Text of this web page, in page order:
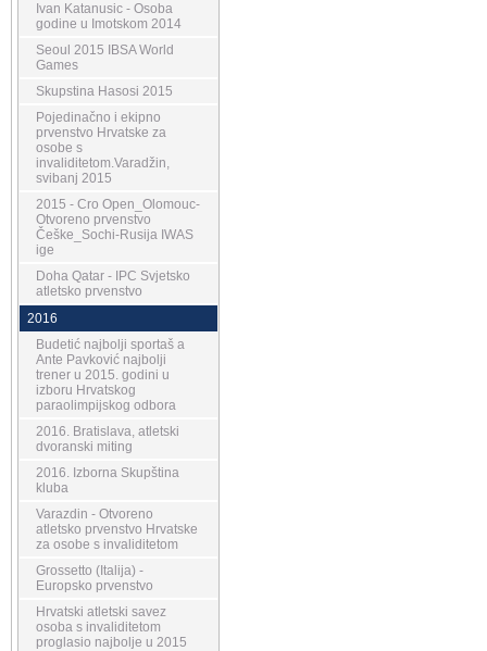
Ivan Katanusic - Osoba
godine u Imotskom 2014
Seoul 2015 IBSA World
Games
Skupstina Hasosi 2015
Pojedinačno i ekipno
prvenstvo Hrvatske za
osobe s
invaliditetom.Varadžin,
svibanj 2015
2015 - Cro Open_Olomouc-
Otvoreno prvenstvo
Češke_Sochi-Rusija IWAS
ige
Doha Qatar - IPC Svjetsko
atletsko prvenstvo
2016
Budetić najbolji sportaš a
Ante Pavković najbolji
trener u 2015. godini u
izboru Hrvatskog
paraolimpijskog odbora
2016. Bratislava, atletski
dvoranski miting
2016. Izborna Skupština
kluba
Varazdin - Otvoreno
atletsko prvenstvo Hrvatske
za osobe s invaliditetom
Grossetto (Italija) -
Europsko prvenstvo
Hrvatski atletski savez
osoba s invaliditetom
proglasio najbolje u 2015